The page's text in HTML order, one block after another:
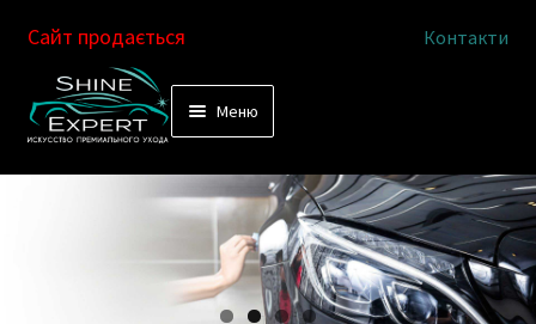
Перейти
к
Перейти
к
Сайт продається Контакти
Меню
Выездная автомойка
Химчистка салона